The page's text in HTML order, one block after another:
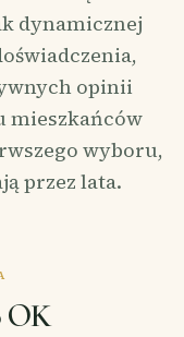
dynamicznej
opinii
mieszkańców
wyboru,
przez lata.
OK